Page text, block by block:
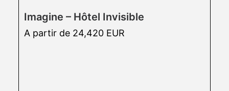
Imagine – Hôtel Invisible
A partir de 24,420 EUR